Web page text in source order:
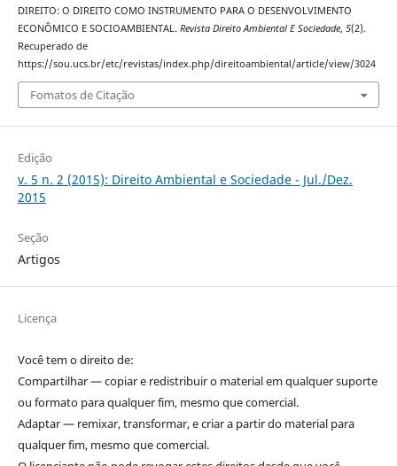
DIREITO: O DIREITO COMO INSTRUMENTO PARA O DESENVOLVIMENTO
ECONÔMICO E SOCIOAMBIENTAL. Revista Direito Ambiental E Sociedade, 5(2).
Recuperado de
https://sou.ucs.br/etc/revistas/index.php/direitoambiental/article/view/3024
Fomatos de Citação
Edição
v. 5 n. 2 (2015): Direito Ambiental e Sociedade - Jul./Dez.
2015
Seção
Artigos
Licença
Você tem o direito de:
Compartilhar — copiar e redistribuir o material em qualquer suporte
ou formato para qualquer fim, mesmo que comercial.
Adaptar — remixar, transformar, e criar a partir do material para
qualquer fim, mesmo que comercial.